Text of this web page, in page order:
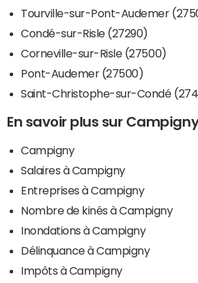
Tourville-sur-Pont-Audemer
Condé-sur-Risle (27290)
Corneville-sur-Risle (27500)
Pont-Audemer (27500)
Saint-Christophe-sur-Condé
En savoir plus sur
Campigny
Salaires à Campigny
Entreprises à Campigny
Nombre de kinés à Campigny
Inondations à Campigny
Délinquance à Campigny
Impôts à Campigny